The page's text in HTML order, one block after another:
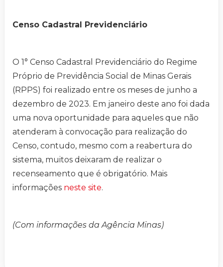
Censo Cadastral Previdenciário
O 1° Censo Cadastral Previdenciário do Regime
Próprio de Previdência Social de Minas Gerais
(RPPS) foi realizado entre os meses de junho a
dezembro de 2023. Em janeiro deste ano foi dada
uma nova oportunidade para aqueles que não
atenderam à convocação para realização do
Censo, contudo, mesmo com a reabertura do
sistema, muitos deixaram de realizar o
recenseamento que é obrigatório. Mais
informações neste site.
(Com informações da Agência Minas)